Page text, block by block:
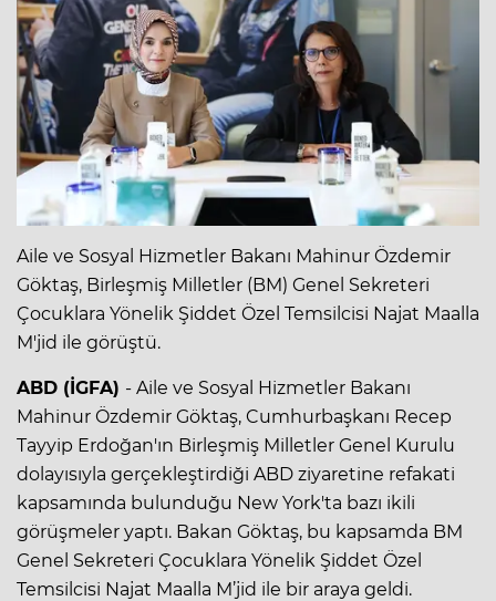
Aile ve Sosyal Hizmetler Bakanı Mahinur Özdemir
Göktaş, Birleşmiş Milletler (BM) Genel Sekreteri
Çocuklara Yönelik Şiddet Özel Temsilcisi Najat Maalla
M'jid ile görüştü.
ABD (İGFA) - Aile ve Sosyal Hizmetler Bakanı
Mahinur Özdemir Göktaş, Cumhurbaşkanı Recep
Tayyip Erdoğan'ın Birleşmiş Milletler Genel Kurulu
dolayısıyla gerçekleştirdiği ABD ziyaretine refakati
kapsamında bulunduğu New York'ta bazı ikili
görüşmeler yaptı. Bakan Göktaş, bu kapsamda BM
Genel Sekreteri Çocuklara Yönelik Şiddet Özel
Temsilcisi Najat Maalla M’jid ile bir araya geldi.